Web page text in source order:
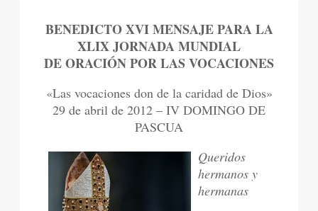
BENEDICTO XVI MENSAJE PARA LA
XLIX JORNADA MUNDIAL
DE ORACIÓN POR LAS VOCACIONES
«Las vocaciones don de la caridad de Dios»
29 de abril de 2012 – IV DOMINGO DE
PASCUA
Queridos
hermanos y
hermanas